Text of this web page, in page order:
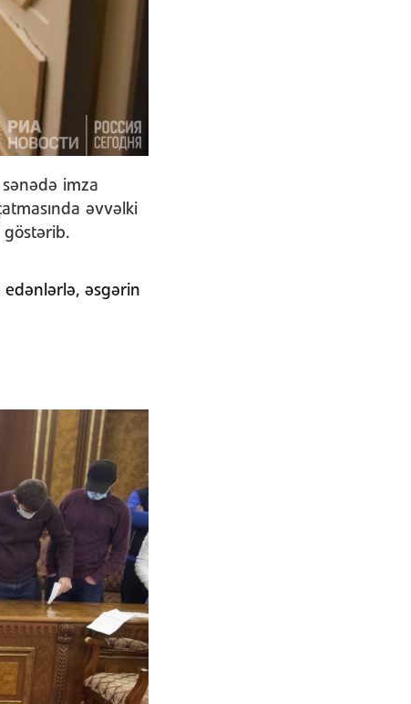
sənədə imza
əvvəlki
göstərib.
edənlərlə, əsgərin